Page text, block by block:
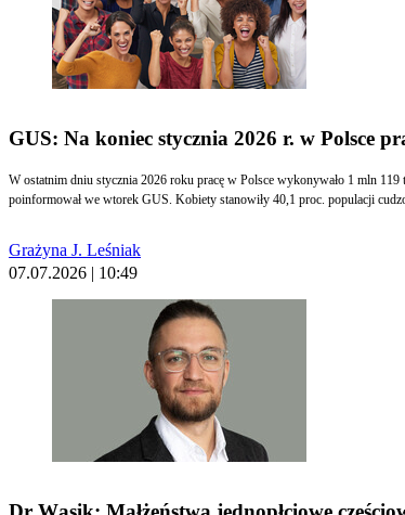
GUS: Na koniec stycznia 2026 r. w Polsce
W ostatnim dniu stycznia 2026 roku pracę w Polsce wykonywało 1 mln
poinformował we wtorek GUS. Kobiety stanowiły 40,1 proc. populacji
Grażyna J. Leśniak
07.07.2026 | 10:49